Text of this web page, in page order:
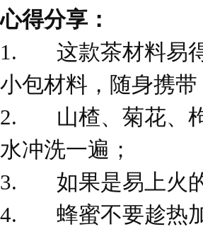
心得分享：
1.
这款茶材料易
小包材料，随身携带
2.
山楂、菊花、
水冲洗一遍；
3.
如果是易上火
4.
蜂蜜不要趁热